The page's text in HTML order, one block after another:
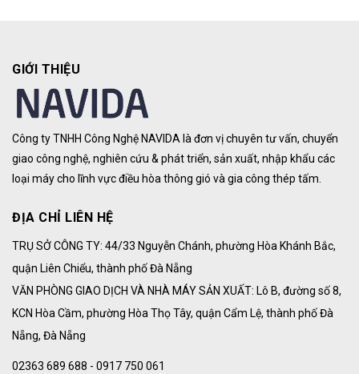
GIỚI THIỆU
Công ty TNHH Công Nghệ NAVIDA là đơn vị chuyên tư vấn, chuyển
giao công nghệ, nghiên cứu & phát triển, sản xuất, nhập khẩu các
loại máy cho lĩnh vực điều hòa thông gió và gia công thép tấm.
ĐỊA CHỈ LIÊN HỆ
TRỤ SỞ CÔNG TY: 44/33 Nguyễn Chánh, phường Hòa Khánh Bắc,
quận Liên Chiểu, thành phố Đà Nẵng
VĂN PHÒNG GIAO DỊCH VÀ NHÀ MÁY SẢN XUẤT: Lô B, đường số 8,
KCN Hòa Cầm, phường Hòa Thọ Tây, quận Cẩm Lệ, thành phố Đà
Nẵng, Đà Nẵng
02363 689 688 - 0917 750 061